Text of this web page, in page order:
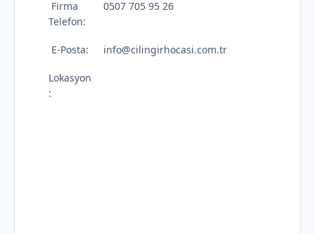
Firma
Telefon:
0507 705 95 26
E-Posta: info@cilingirhocasi.com.tr
Lokasyon
: